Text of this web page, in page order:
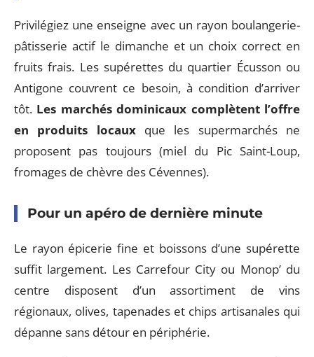
Privilégiez une enseigne avec un rayon boulangerie-
pâtisserie actif le dimanche et un choix correct en
fruits frais. Les supérettes du quartier Écusson ou
Antigone couvrent ce besoin, à condition d’arriver
tôt. Les marchés dominicaux complètent l’offre
en produits locauxque les supermarchés ne
proposent pas toujours (miel du Pic Saint-Loup,
fromages de chèvre des Cévennes).
Pour un apéro de dernière minute
Le rayon épicerie fine et boissons d’une supérette
suffit largement. Les Carrefour City ou Monop’ du
centre disposent d’un assortiment de vins
régionaux, olives, tapenades et chips artisanales qui
dépanne sans détour en périphérie.